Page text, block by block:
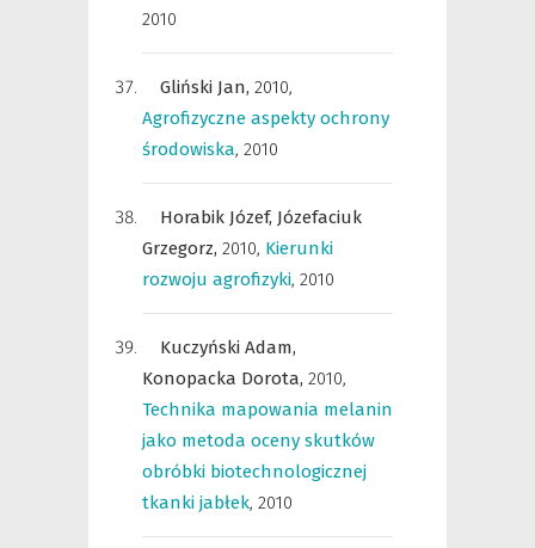
2010
Gliński Jan, 2010,
Agrofizyczne aspekty ochrony
środowiska, 2010
Horabik Józef, Józefaciuk
Grzegorz, 2010, Kierunki
rozwoju agrofizyki, 2010
Kuczyński Adam,
Konopacka Dorota, 2010,
Technika mapowania melanin
jako metoda oceny skutków
obróbki biotechnologicznej
tkanki jabłek, 2010